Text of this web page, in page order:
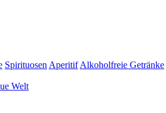
Spirituosen Aperitif Alkoholfreie Getränke
Welt